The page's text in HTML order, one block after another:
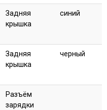
Задняя
крышка
синий
Задняя
крышка
черный
Разъём
зарядки